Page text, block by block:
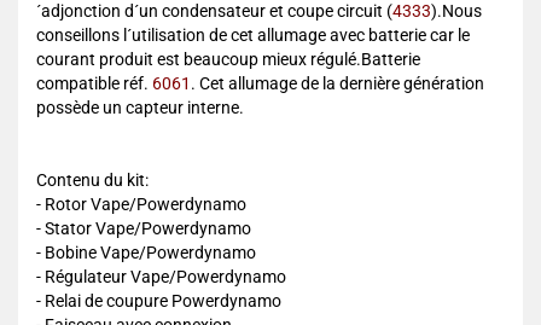
´adjonction d´un condensateur et coupe circuit (4333).Nous
conseillons l´utilisation de cet allumage avec batterie car le
courant produit est beaucoup mieux régulé.Batterie
compatible réf. 6061 . Cet allumage de la dernière génération
possède un capteur interne.
Contenu du kit:
- Rotor Vape/Powerdynamo
- Stator Vape/Powerdynamo
- Bobine Vape/Powerdynamo
- Régulateur Vape/Powerdynamo
- Relai de coupure Powerdynamo